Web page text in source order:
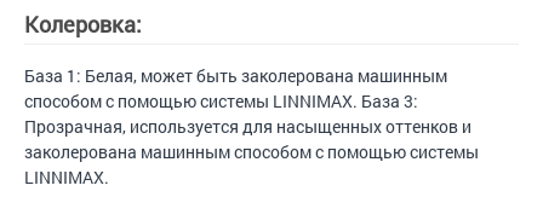
Колеровка:
База 1: Белая, может быть заколерована машинным
способом с помощью системы LINNIMAX. База 3:
Прозрачная, используется для насыщенных оттенков и
заколерована машинным способом с помощью системы
LINNIMAX.